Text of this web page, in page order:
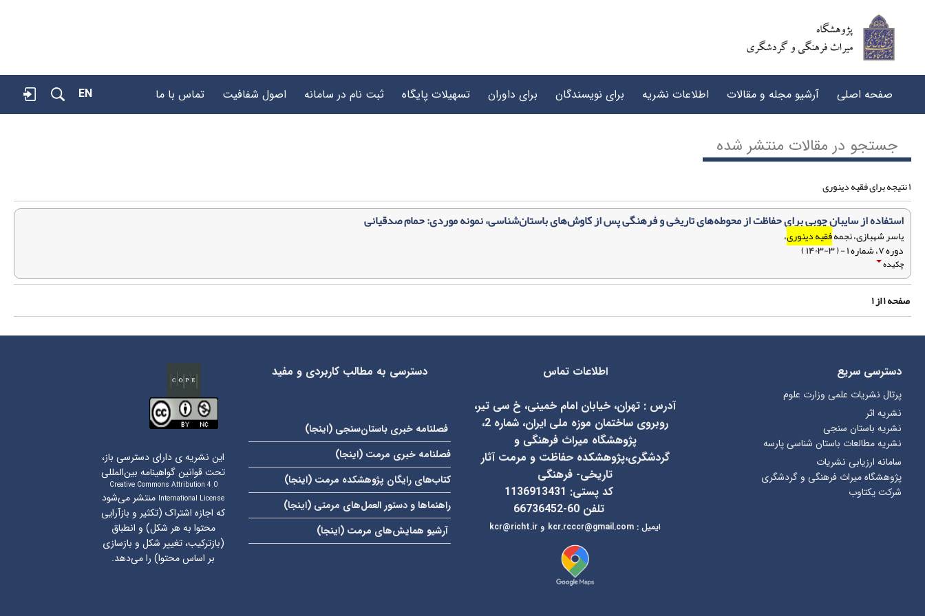
صفحه اصلی آرشیو مجله و مقالات اطلاعات نشریه برای نویسندگان برای داوران تسهیلات پایگاه ثبت نام در سامانه اصول شفافیت تماس با ما EN
جستجو در مقالات منتشر شده
۱ نتیجه برای فقیه دینوری
استفاده از سایبان چوبی برای حفاظت از محوطه‌های تاریخی و فرهنگی پس از کاوش‌های باستان‌شناسی، نمونه موردی: حمام صدقیانی
یاسر شهبازی، نجمهفقیه دینوری،
دوره ۷، شماره ۱ - ( ۳-۱۴۰۳ )
چکیده
صفحه۱از۱
دسترسی سریع
پرتال نشریات علمی وزارت علوم
نشریه اثر
نشریه باستان سنجی
نشریه مطالعات باستان شناسی پارسه
سامانه ارزیابی نشریات
پژوهشگاه میراث فرهنگی و گردشگری
شرکت یکتاوب
اطلاعات تماس
آدرس : تهران، خیابان امام خمینی، خ سی تیر،
روبروی ساختمان موزه ملی ایران، شماره 2،
پژوهشگاه میراث فرهنگی و
گردشگری،پژوهشکده حفاظت و مرمت آثار
تاریخی- فرهنگی
کد پستی: 1136913431
تلفن 60-66736452
ایمیل: و kcr.rcccr@gmail.com
دسترسی به مطالب کاربردی و مفید
فصلنامه خبری باستان‌سنجی (اینجا)
فصلنامه خبری مرمت (اینجا)
کتاب‌های رایگان پژوهشکده مرمت (اینجا)
راهنماها و دستور العمل‌های مرمتی (اینجا)
آرشیو همایش‌های مرمت (اینجا)
این نشریه ی دارای دسترسی باز،
تحت قوانین گواهینامه بین‌المللی
Creative Commons Attribution 4.0
International License منتشر می‌شود
که اجازه اشتراک (تکثیر و بازآرایی
محتوا به هر شکل) و انطباق
(بازترکیب، تغییر شکل و بازسازی
بر اساس محتوا) را می‌دهد.